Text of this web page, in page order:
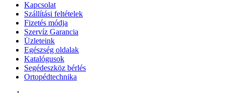
Kapcsolat
Szállítási feltételek
Fizetés módja
Szervíz Garancia
Üzleteink
Egészség oldalak
Katalógusok
Segédeszköz bérlés
Ortopédtechnika